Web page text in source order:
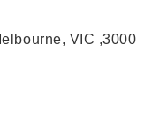
VIC ,3000